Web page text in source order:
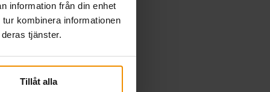
information från din enhet
kombinera informationen
tjänster.
Tillåt alla